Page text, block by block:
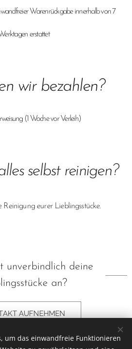
Warenrückgabe innerhalb von 7
erstattet
wir bezahlen?
(1 Woche vor Verleih)
selbst reinigen?
Reinigung eurer Lieblingsstücke.
unverbindlich deine
an?
AUFNEHMEN
um das einwandfreie Funktionieren